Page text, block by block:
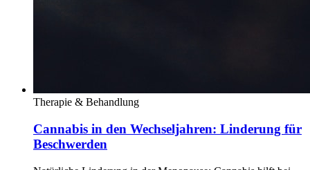
Therapie & Behandlung
Cannabis in den Wechseljahren: Linderung für
Beschwerden